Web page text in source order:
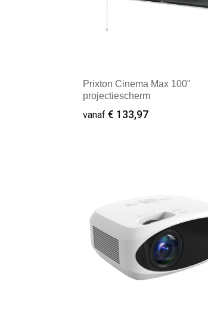
Prixton Cinema Max 100"
projectiescherm
vanaf € 133,97